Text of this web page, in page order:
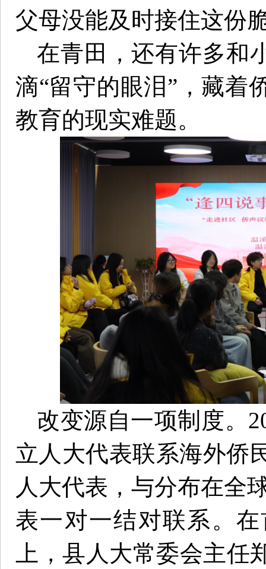
父母没能及时接住这份
在青田，还有许多和
滴“留守的眼泪”，藏着
教育的现实难题。
改变源自一项制度。
立人大代表联系海外侨
人大代表，与分布在全
表一对一结对联系。
上，县人大常委会主